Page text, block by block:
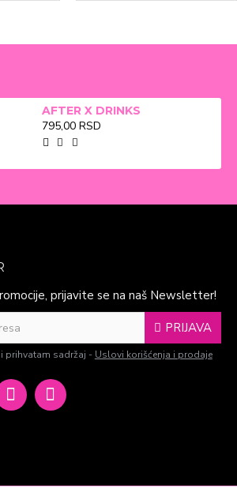
AFTER X DRINKS
795,00 RSD
prijavite se na naš Newsletter!
PRIJAVA
prihvatam sadržaj - Uslovi korišćenja i prodaje